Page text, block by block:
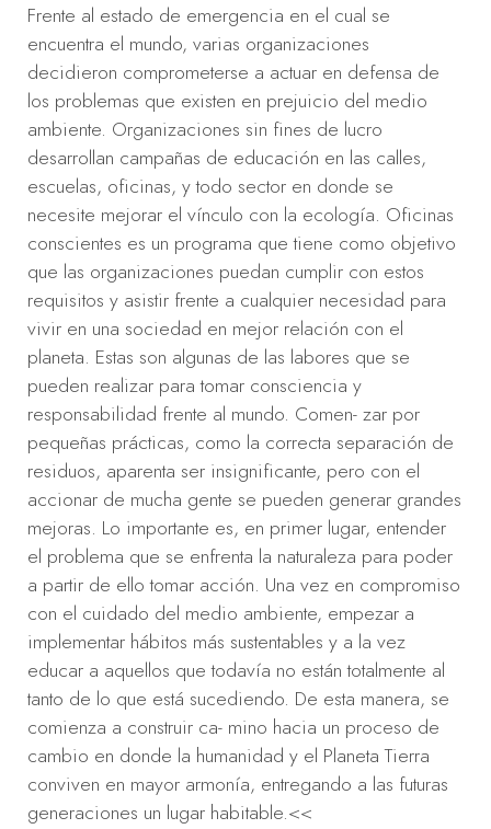
Frente al estado de emergencia en el cual se
encuentra el mundo, varias organizaciones
decidieron comprometerse a actuar en defensa de
los problemas que existen en prejuicio del medio
ambiente. Organizaciones sin fines de lucro
desarrollan campañas de educación en las calles,
escuelas, oficinas, y todo sector en donde se
necesite mejorar el vínculo con la ecología. Oficinas
conscientes es un programa que tiene como objetivo
que las organizaciones puedan cumplir con estos
requisitos y asistir frente a cualquier necesidad para
vivir en una sociedad en mejor relación con el
planeta. Estas son algunas de las labores que se
pueden realizar para tomar consciencia y
responsabilidad frente al mundo. Comen- zar por
pequeñas prácticas, como la correcta separación de
residuos, aparenta ser insignificante, pero con el
accionar de mucha gente se pueden generar grandes
mejoras. Lo importante es, en primer lugar, entender
el problema que se enfrenta la naturaleza para poder
a partir de ello tomar acción. Una vez en compromiso
con el cuidado del medio ambiente, empezar a
implementar hábitos más sustentables y a la vez
educar a aquellos que todavía no están totalmente al
tanto de lo que está sucediendo. De esta manera, se
comienza a construir ca- mino hacia un proceso de
cambio en donde la humanidad y el Planeta Tierra
conviven en mayor armonía, entregando a las futuras
generaciones un lugar habitable.<<